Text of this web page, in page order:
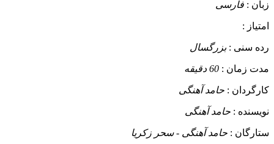
زبان : فارسی
امتیاز :
رده سنی :بزرگسال
مدت زمان : 60 دقیقه
کارگردان : حامد آهنگی
نویسنده : حامد آهنگی
ستارگان : حامد آهنگی - سحر زکریا